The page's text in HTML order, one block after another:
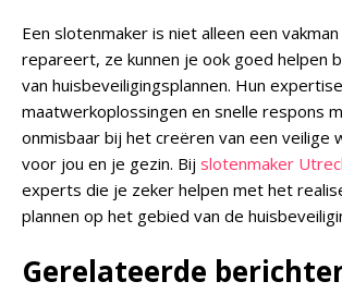
Een slotenmaker is niet alleen een
repareert, ze kunnen je ook goed helpen
van huisbeveiligingsplannen. Hun
maatwerkoplossingen en snelle respons
onmisbaar bij het creëren van een veilige
voor jou en je gezin. Bij slotenmaker
experts die je zeker helpen met het
plannen op het gebied van de
Gerelateerde